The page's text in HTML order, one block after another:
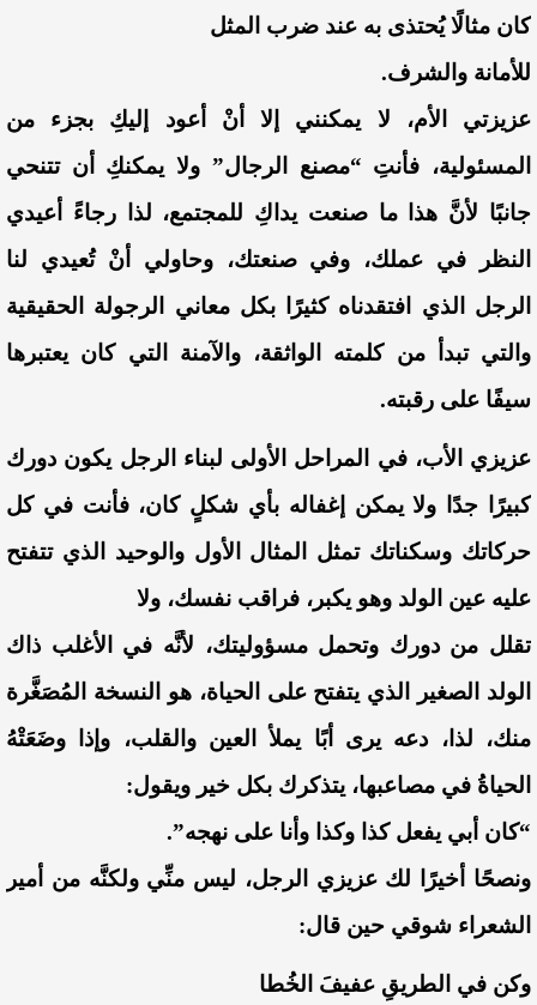
كان مثالًا يُحتذى به عند ضرب المثل
للأمانة والشرف.
عزيزتي الأم، لا يمكنني إلا أنْ أعود إليكِ بجزء من
المسئولية، فأنتِ “مصنع الرجال” ولا يمكنكِ أن تتنحي
جانبًا لأنَّ هذا ما صنعت يداكِ للمجتمع، لذا رجاءً أعيدي
النظر في عملك، وفي صنعتك، وحاولي أنْ تُعيدي لنا
الرجل الذي افتقدناه كثيرًا بكل معاني الرجولة الحقيقية
والتي تبدأ من كلمته الواثقة، والآمنة التي كان يعتبرها
سيفًا على رقبته.
عزيزي الأب، في المراحل الأولى لبناء الرجل يكون دورك
كبيرًا جدًا ولا يمكن إغفاله بأي شكلٍ كان، فأنت في كل
حركاتك وسكناتك تمثل المثال الأول والوحيد الذي تتفتح
عليه عين الولد وهو يكبر، فراقب نفسك، ولا
تقلل من دورك وتحمل مسؤوليتك، لأنَّه في الأغلب ذاك
الولد الصغير الذي يتفتح على الحياة، هو النسخة المُصَغَّرة
منك، لذا، دعه يرى أبًا يملأ العين والقلب، وإذا وضَعَتْهُ
الحياةُ في مصاعبها، يتذكرك بكل خير ويقول:
“كان أبي يفعل كذا وكذا وأنا على نهجه”.
ونصحًا أخيرًا لك عزيزي الرجل، ليس منِّي ولكنَّه من أمير
الشعراء شوقي حين قال:
وكن في الطريقِ عفيفَ الخُطا